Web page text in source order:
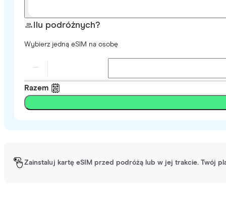
Ilu podróżnych?
Wybierz jedną eSIM na osobę
Razem
Zainstaluj kartę eSIM przed podróżą lub w jej trakcie. Twój